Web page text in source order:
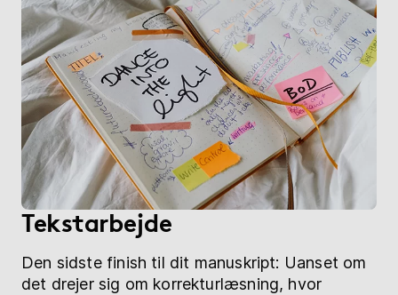
Tekstarbejde
Den sidste finish til dit manuskript: Uanset om
det drejer sig om korrekturlæsning, hvor